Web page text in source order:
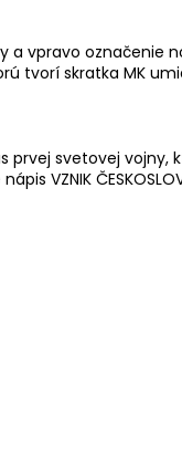
a vpravo označenie
tvorí skratka MK
prvej svetovej vojny,